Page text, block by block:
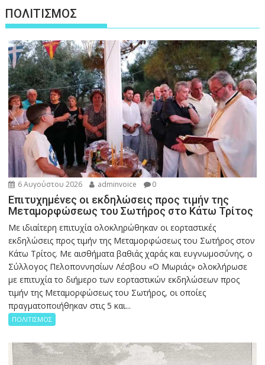
ΠΟΛΙΤΙΣΜΟΣ
6 Αυγούστου 2026 adminvoice 0
Επιτυχημένες οι εκδηλώσεις προς τιμήν της
Μεταμορφώσεως του Σωτήρος στο Κάτω Τρίτος
Με ιδιαίτερη επιτυχία ολοκληρώθηκαν οι εορταστικές
εκδηλώσεις προς τιμήν της Μεταμορφώσεως του Σωτήρος στον
Κάτω Τρίτος. Με αισθήματα βαθιάς χαράς και ευγνωμοσύνης, ο
Σύλλογος Πελοποννησίων Λέσβου «Ο Μωριάς» ολοκλήρωσε
με επιτυχία το διήμερο των εορταστικών εκδηλώσεων προς
τιμήν της Μεταμορφώσεως του Σωτήρος, οι οποίες
πραγματοποιήθηκαν στις 5 και...
ΠΟΛΙΤΙΣΜΟΣ